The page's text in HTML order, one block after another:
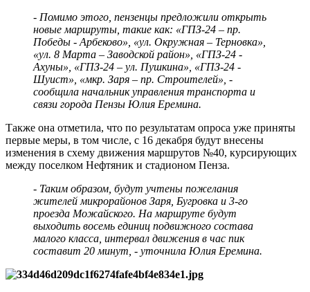
- Помимо этого, пензенцы предложили открыть
новые маршруты, такие как: «ГПЗ-24 – пр.
Победы - Арбеково», «ул. Окружная – Терновка»,
«ул. 8 Марта – Заводской район», «ГПЗ-24 -
Ахуны», «ГПЗ-24 – ул. Пушкина», «ГПЗ-24 -
Шуист», «мкр. Заря – пр. Строителей», -
сообщила начальник управления транспорта и
связи города Пензы Юлия Еремина.
Также она отметила, что по результатам опроса уже приняты
первые меры, в том числе, с 16 декабря будут внесены
изменения в схему движения маршрутов №40, курсирующих
между поселком Нефтяник и стадионом Пенза.
- Таким образом, будут учтены пожелания
жителей микрорайонов Заря, Бугровка и 3-го
проезда Можайского. На маршруте будут
выходить восемь единиц подвижного состава
малого класса, интервал движения в час пик
составит 20 минут, - уточнила Юлия Еремина.